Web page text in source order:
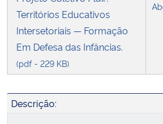
Secretaria-Geral
Territórios Educativos
Intersetoriais — Formação
Em Defesa das Infâncias.
(pdf - 229 KB)
Descrição: